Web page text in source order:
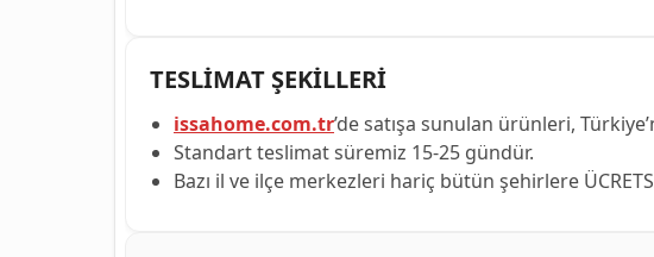
TESLİMAT ŞEKİLLERİ
issahome.com.tr’de satışa sunulan ürünleri,
Standart teslimat süremiz 15-25 gündür.
Bazı il ve ilçe merkezleri hariç bütün şehirlere